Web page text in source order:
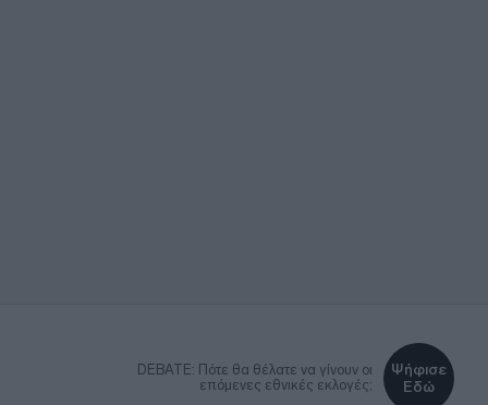
DEBATE: Πότε θα θέλατε να γίνουν οι
επόμενες εθνικές εκλογές;
Ψήφισε
Εδώ